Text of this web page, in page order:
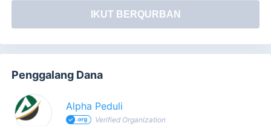
IKUT BERQURBAN
Penggalang Dana
Alpha Peduli
Verified Organization